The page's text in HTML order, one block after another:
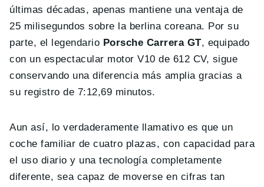
últimas décadas, apenas mantiene una ventaja de
25 milisegundos sobre la berlina coreana. Por su
parte, el legendario Porsche Carrera GT, equipado
con un espectacular motor V10 de 612 CV, sigue
conservando una diferencia más amplia gracias a
su registro de 7:12,69 minutos.
Aun así, lo verdaderamente llamativo es que un
coche familiar de cuatro plazas, con capacidad para
el uso diario y una tecnología completamente
diferente, sea capaz de moverse en cifras tan